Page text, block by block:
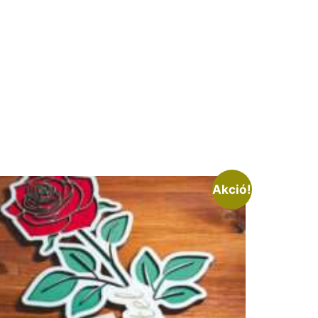
Akció!